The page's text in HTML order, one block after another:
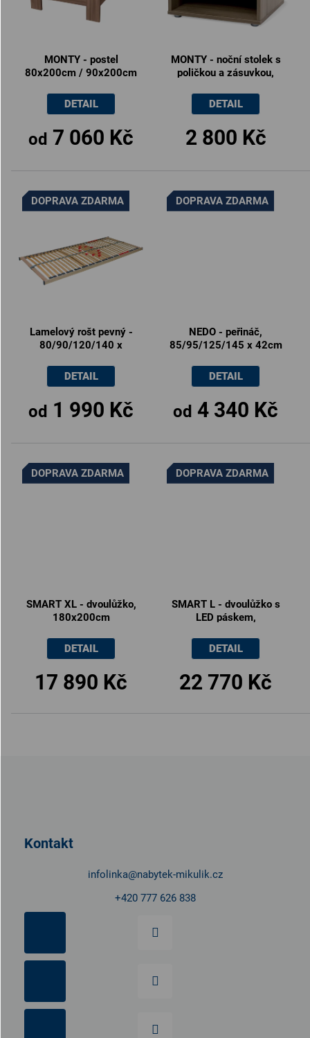
MONTY - postel
80x200cm / 90x200cm
od 7 060 Kč
DETAIL
MONTY - noční stolek s
poličkou a zásuvkou,
2 800 Kč
DETAIL
DOPRAVA ZDARMA
Lamelový rošt pevný -
80/90/120/140 x
od 1 990 Kč
DETAIL
DOPRAVA ZDARMA
NEDO - peřináč,
85/95/125/145 x 42cm
od 4 340 Kč
DETAIL
DOPRAVA ZDARMA
SMART XL - dvoulůžko,
180x200cm
17 890 Kč
DETAIL
DOPRAVA ZDARMA
SMART L - dvoulůžko s
LED páskem,
22 770 Kč
DETAIL
Kontakt
infolinka@nabytek-mikulik.cz
+420 777 626 838